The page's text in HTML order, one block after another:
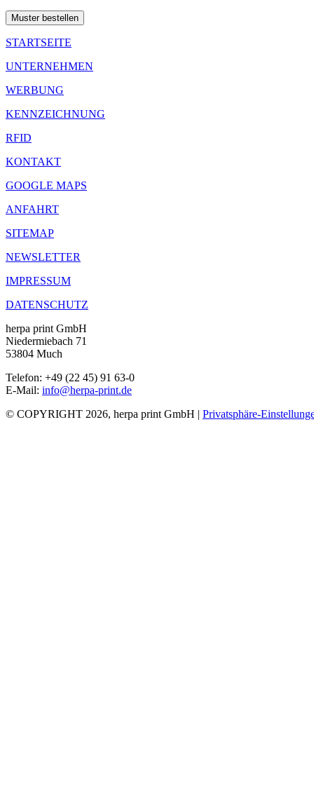
Muster bestellen
STARTSEITE
UNTERNEHMEN
WERBUNG
KENNZEICHNUNG
RFID
KONTAKT
GOOGLE MAPS
ANFAHRT
SITEMAP
NEWSLETTER
IMPRESSUM
DATENSCHUTZ
herpa print GmbH
Niedermiebach 71
53804 Much
Telefon: +49 (22 45) 91 63-0
E-Mail: info@herpa-print.de
© COPYRIGHT 2026, herpa print GmbH | Privatsphäre-